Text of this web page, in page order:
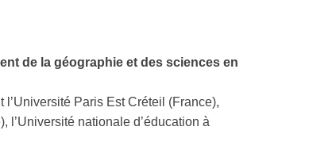
de la géographie et des sciences en
Paris Est Créteil (France),
l’Université nationale d’éducation à